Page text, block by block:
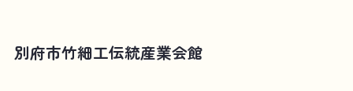
別府市竹細工伝統産業会館